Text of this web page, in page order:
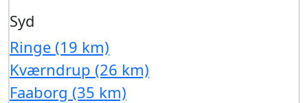
Syd
Ringe (19 km)
Kværndrup (26 km)
Faaborg (35 km)